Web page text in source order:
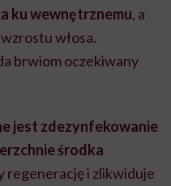
ku wewnętrznemu, a
włosa.
brwiom oczekiwany
jest zdezynfekowanie
środka
regenerację i zlikwiduje